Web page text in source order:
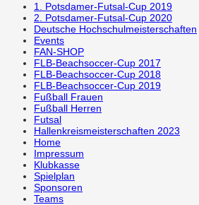
1. Potsdamer-Futsal-Cup 2019
2. Potsdamer-Futsal-Cup 2020
Deutsche Hochschulmeisterschaften
Events
FAN-SHOP
FLB-Beachsoccer-Cup 2017
FLB-Beachsoccer-Cup 2018
FLB-Beachsoccer-Cup 2019
Fußball Frauen
Fußball Herren
Futsal
Hallenkreismeisterschaften 2023
Home
Impressum
Klubkasse
Spielplan
Sponsoren
Teams